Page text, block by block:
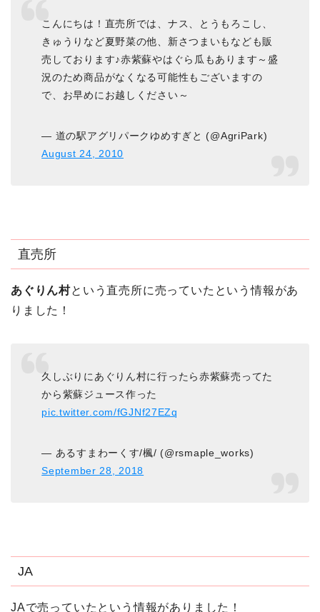
こんにちは！直売所では、ナス、とうもろこし、
きゅうりなど夏野菜の他、新さつまいもなども販
売しております♪赤紫蘇やはぐら瓜もあります～盛
況のため商品がなくなる可能性もございますの
で、お早めにお越しください～
— 道の駅アグリパークゆめすぎと (@AgriPark)
August 24, 2010
直売所
あぐりん村という直売所に売っていたという情報があ
りました！
久しぶりにあぐりん村に行ったら赤紫蘇売ってた
から紫蘇ジュース作った
pic.twitter.com/fGJNf27EZq
— あるすまわーくす/楓/ (@rsmaple_works)
September 28, 2018
JA
JAで売っていたという情報がありました！